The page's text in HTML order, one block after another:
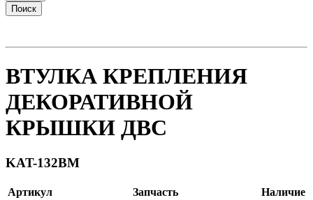
Поиск
ВТУЛКА КРЕПЛЕНИЯ
ДЕКОРАТИВНОЙ
КРЫШКИ ДВС
KAT-132BM
Артикул Запчасть
Наличие